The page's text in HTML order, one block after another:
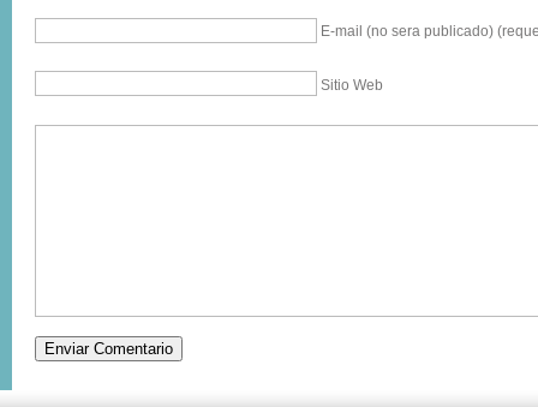
E-mail (no sera publicado)
Sitio Web